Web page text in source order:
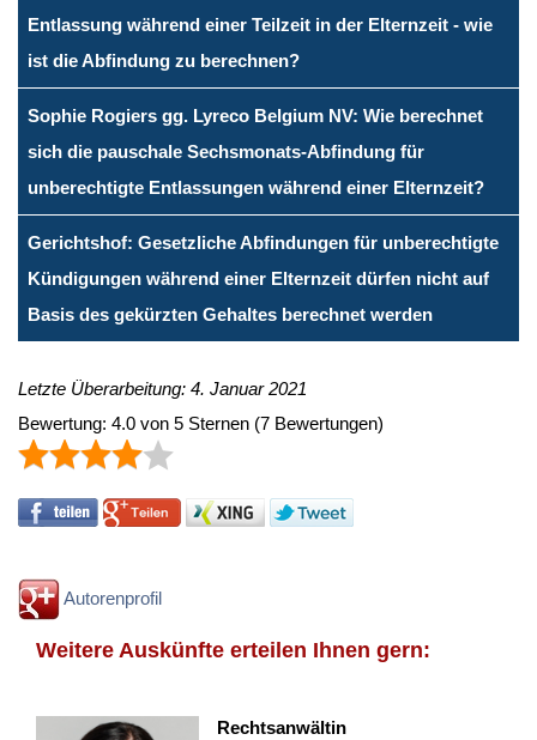
Entlassung während einer Teilzeit in der Elternzeit - wie
ist die Abfindung zu berechnen?
Sophie Rogiers gg. Lyreco Belgium NV: Wie berechnet
sich die pauschale Sechsmonats-Abfindung für
unberechtigte Entlassungen während einer Elternzeit?
Gerichtshof: Gesetzliche Abfindungen für unberechtigte
Kündigungen während einer Elternzeit dürfen nicht auf
Basis des gekürzten Gehaltes berechnet werden
Letzte Überarbeitung: 4. Januar 2021
Bewertung: 4.0 von 5 Sternen (7 Bewertungen)
Autorenprofil
Weitere Auskünfte erteilen Ihnen gern:
Rechtsanwältin